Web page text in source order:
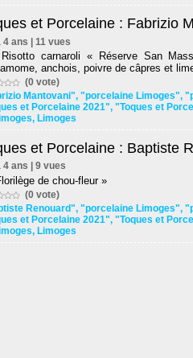
et Porcelaine : Fabrizio
4 ans | 11 vues
carnaroli « Réserve San
anchois, poivre de câpres et
(0 vote)
Mantovani", "porcelaine Limoges",
et Porcelaine 2021", "Toques et
, Limoges
et Porcelaine : Baptiste
4 ans | 9 vues
de chou-fleur »
(0 vote)
Renouard", "porcelaine Limoges",
et Porcelaine 2021", "Toques et
, Limoges